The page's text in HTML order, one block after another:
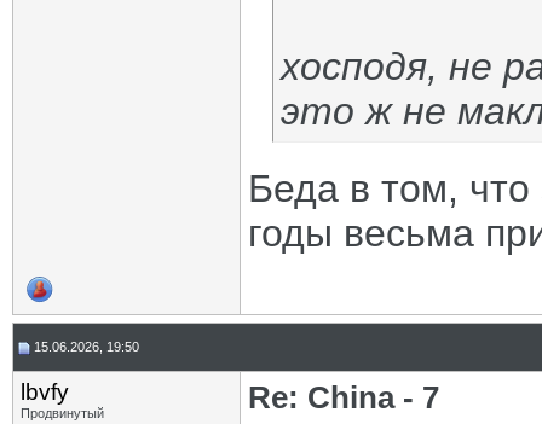
хосподя, не
это ж не
Беда в том, что
годы весьма
15.06.2026, 19:50
lbvfy
Продвинутый
Re: China - 7